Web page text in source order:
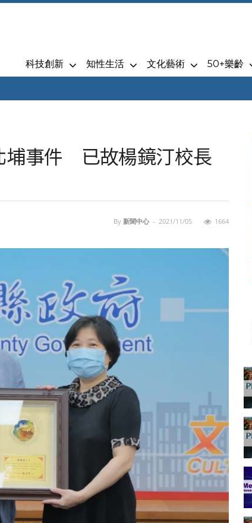
科技創新 知性生活 文化藝術 50+樂齡
埔事件 已故楊鏡汀校長
By 新聞中心 - 2021/11/05 1664